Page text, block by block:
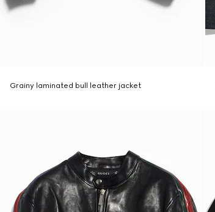
Grainy laminated bull leather jacket